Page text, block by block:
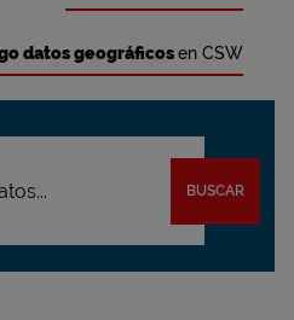
datos geográficosen CSW
BUSCAR